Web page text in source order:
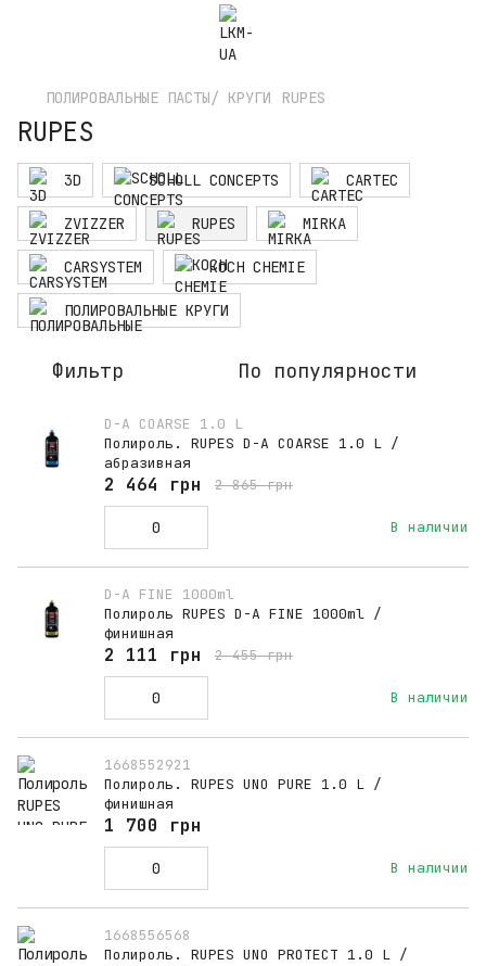
ПОЛИРОВАЛЬНЫЕ ПАСТЫ/ КРУГИ RUPES
RUPES
3D SCHOLL CONCEPTS CARTEC
ZVIZZER RUPES MIRKA
CARSYSTEM KOCH CHEMIE
ПОЛИРОВАЛЬНЫЕ КРУГИ
Фильтр По популярности
D-A COARSE 1.0 L
Полироль. RUPES D-A COARSE 1.0 L /
абразивная
В наличии
2 464 грн 2 865 грн
D-A FINE 1000ml
Полироль RUPES D-A FINE 1000ml /
финишная
В наличии
2 111 грн 2 455 грн
1668552921
Полироль. RUPES UNO PURE 1.0 L /
финишная
В наличии
1 700 грн
1668556568
Полироль. RUPES UNO PROTECT 1.0 L /